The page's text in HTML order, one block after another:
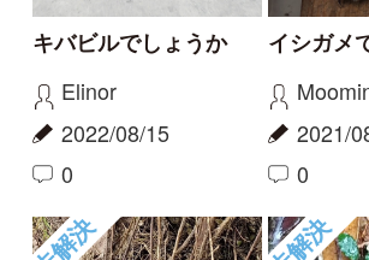
何か
2021/04/08
ヤクシマサワガ
ガタガタ
2021/03/20
未解決 未解決